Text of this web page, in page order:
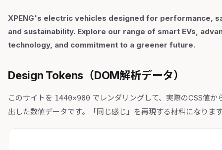
XPENG's electric vehicles designed for performance,
and sustainability. Explore our range of smart EVs,
technology, and commitment to a greener future.
Design Tokens（DOM解析データ）
このサイトを 1440×900 でレンダリングして、実際のCSS値か
出した数値データです。「同じ感じ」を再現する材料になりま